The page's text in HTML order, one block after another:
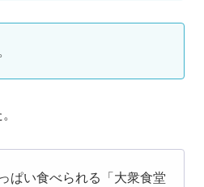
ぱい食べられる「大衆食堂